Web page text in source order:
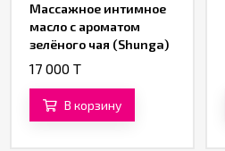
Массажное интимное
масло с ароматом
зелёного чая (Shunga)
17 000 T
В корзину